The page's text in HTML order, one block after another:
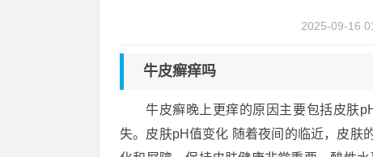
2025-09-16
牛皮癣痒吗
牛皮癣晚上更痒的原因主要包括皮肤
失。皮肤pH值变化 随着夜间的临近，皮肤